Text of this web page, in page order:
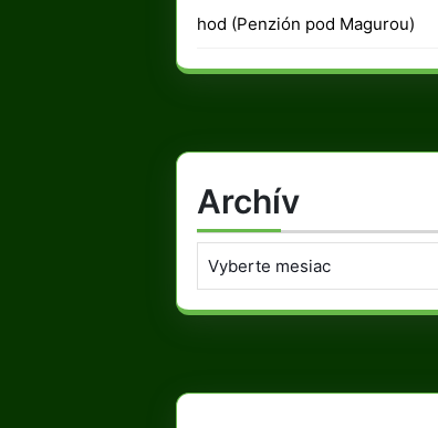
hod (Penzión pod Magurou)
Archív